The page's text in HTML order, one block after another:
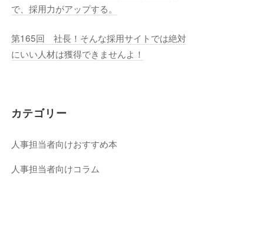
で、採用力がアップする。
第165回 社長！そんな採用サイトでは絶対
にいい人材は獲得できませんよ！
カテゴリー
人事担当者向けおすすめ本
人事担当者向けコラム